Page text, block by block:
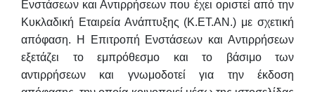
Ενστάσεων και Αντιρρήσεων που έχει οριστεί από την
Κυκλαδική Εταιρεία Ανάπτυξης (Κ.ΕΤ.ΑΝ.) με σχετική
απόφαση. Η Επιτροπή Ενστάσεων και Αντιρρήσεων
εξετάζει το εμπρόθεσμο και το βάσιμο των
αντιρρήσεων και γνωμοδοτεί για την έκδοση